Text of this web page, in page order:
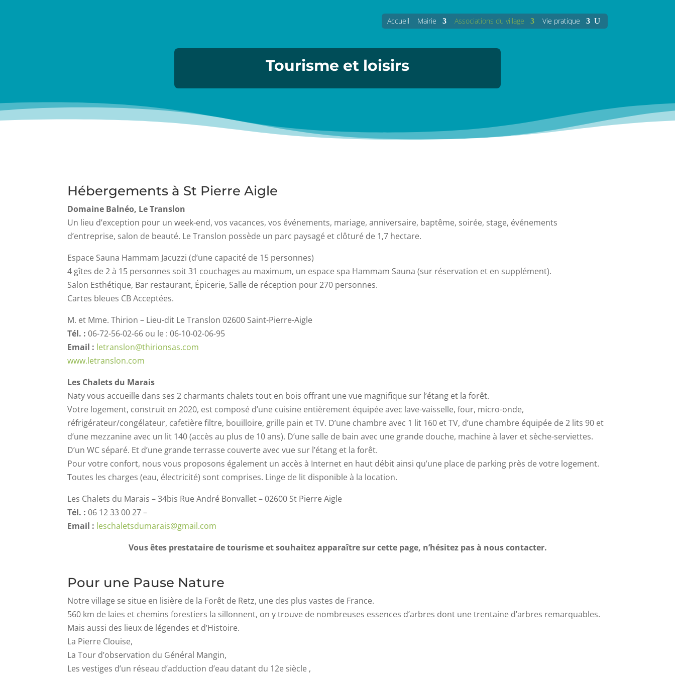
Accueil Mairie Associations du village Vie pratique
Tourisme et loisirs
Hébergements à St Pierre Aigle
Domaine Balnéo, Le Translon
Un lieu d’exception pour un week-end, vos vacances, vos événements, mariage, anniversaire, baptême, soirée, stage, événements
d’entreprise, salon de beauté. Le Translon possède un parc paysagé et clôturé de 1,7 hectare.
Espace Sauna Hammam Jacuzzi (d’une capacité de 15 personnes)
4 gîtes de 2 à 15 personnes soit 31 couchages au maximum, un espace spa Hammam Sauna (sur réservation et en supplément).
Salon Esthétique, Bar restaurant, Épicerie, Salle de réception pour 270 personnes.
Cartes bleues CB Acceptées.
M. et Mme. Thirion – Lieu-dit Le Translon 02600 Saint-Pierre-Aigle
Tél. : 06-72-56-02-66 ou le : 06-10-02-06-95
Email : letranslon@thirionsas.com
www.letranslon.com
Les Chalets du Marais
Naty vous accueille dans ses 2 charmants chalets tout en bois offrant une vue magnifique sur l’étang et la forêt.
Votre logement, construit en 2020, est composé d’une cuisine entièrement équipée avec lave-vaisselle, four, micro-onde,
réfrigérateur/congélateur, cafetière filtre, bouilloire, grille pain et TV. D’une chambre avec 1 lit 160 et TV, d’une chambre équipée de 2 lits 90 et
d’une mezzanine avec un lit 140 (accès au plus de 10 ans). D’une salle de bain avec une grande douche, machine à laver et sèche-serviettes.
D’un WC séparé. Et d’une grande terrasse couverte avec vue sur l’étang et la forêt.
Pour votre confort, nous vous proposons également un accès à Internet en haut débit ainsi qu’une place de parking près de votre logement.
Toutes les charges (eau, électricité) sont comprises. Linge de lit disponible à la location.
Les Chalets du Marais – 34bis Rue André Bonvallet – 02600 St Pierre Aigle
Tél. : 06 12 33 00 27 –
Email : leschaletsdumarais@gmail.com
Vous êtes prestataire de tourisme et souhaitez apparaître sur cette page, n’hésitez pas à nous contacter.
Pour une Pause Nature
Notre village se situe en lisière de la Forêt de Retz, une des plus vastes de France.
560 km de laies et chemins forestiers la sillonnent, on y trouve de nombreuses essences d’arbres dont une trentaine d’arbres remarquables.
Mais aussi des lieux de légendes et d’Histoire.
La Pierre Clouise,
La Tour d’observation du Général Mangin,
Les vestiges d’un réseau d’adduction d’eau datant du 12e siècle ,